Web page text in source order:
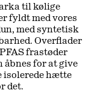
til kølige
fyldt med vores
med syntetisk
Overflader
frastøder
åbnes for at give
isolerede hætte
det.